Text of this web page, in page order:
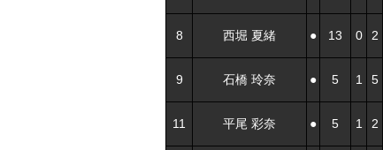
8 西堀 夏緒 ● 13 0 2
9 石橋 玲奈 ● 5 1 5
11 平尾 彩奈 ● 5 1 2